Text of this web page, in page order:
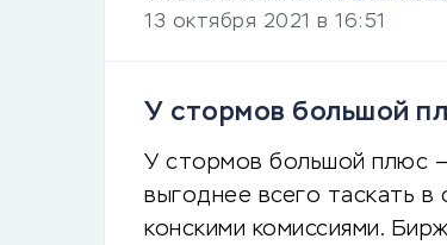
13 октября 2021 в 16:51
У стормов большой
У стормов большой плюс
выгоднее всего таскать в
конскими комиссиями.